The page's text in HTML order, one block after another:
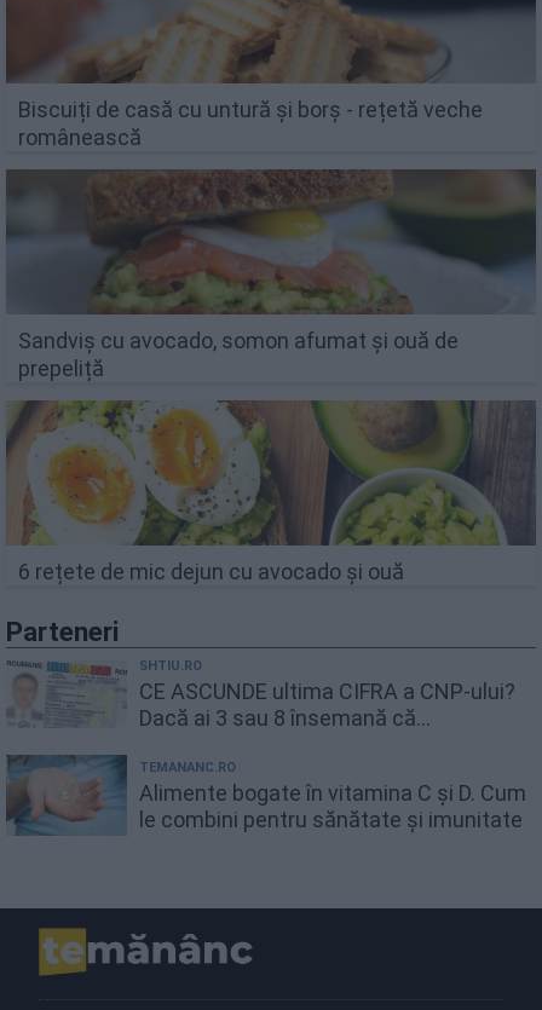
Biscuiți de casă cu untură și borș - rețetă veche
românească
Sandviș cu avocado, somon afumat și ouă de
prepeliță
6 rețete de mic dejun cu avocado și ouă
Parteneri
SHTIU.RO
CE ASCUNDE ultima CIFRA a CNP-ului?
Dacă ai 3 sau 8 însemană că...
TEMANANC.RO
Alimente bogate în vitamina C și D. Cum
le combini pentru sănătate și imunitate